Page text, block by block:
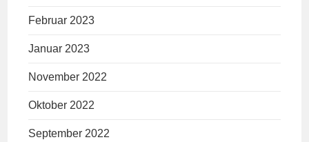
Februar 2023
Januar 2023
November 2022
Oktober 2022
September 2022